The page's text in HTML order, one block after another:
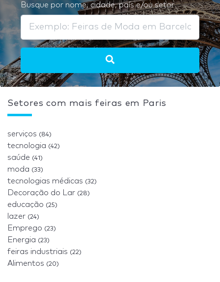
Busque por nome, cidade, país e/ou setor
Setores com mais feiras em Paris
serviços (84)
tecnologia (42)
saúde (41)
moda (33)
tecnologias médicas (32)
Decoração do Lar (28)
educação (25)
lazer (24)
Emprego (23)
Energia (23)
feiras industriais (22)
Alimentos (20)